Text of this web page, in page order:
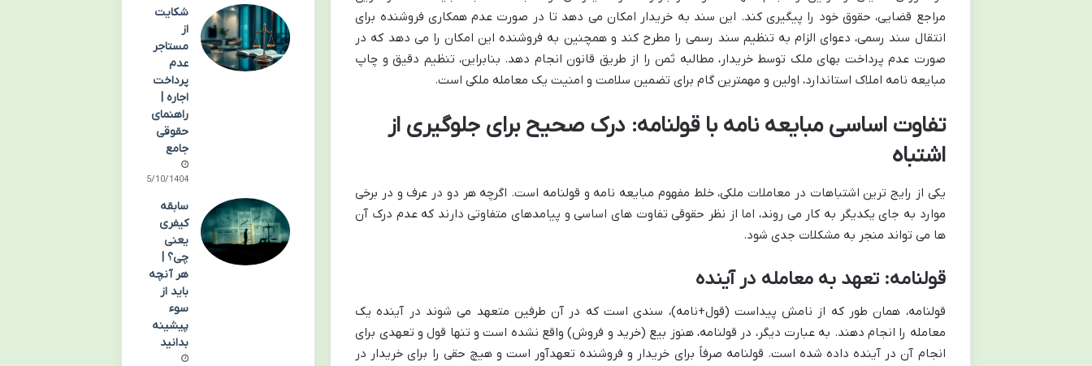
مراجع قضایی، حقوق خود را پیگیری کند. این سند به خریدار امکان می دهد تا در صورت عدم همکاری فروشنده برای
انتقال سند رسمی، دعوای الزام به تنظیم سند رسمی را مطرح کند و همچنین به فروشنده این امکان را می دهد که در
صورت عدم پرداخت بهای ملک توسط خریدار، مطالبه ثمن را از طریق قانون انجام دهد. بنابراین، تنظیم دقیق و چاپ
مبایعه نامه املاک استاندارد، اولین و مهمترین گام برای تضمین سلامت و امنیت یک معامله ملکی است.
تفاوت اساسی مبایعه نامه با قولنامه: درک صحیح برای جلوگیری از
اشتباه
یکی از رایج ترین اشتباهات در معاملات ملکی، خلط مفهوم مبایعه نامه و قولنامه است. اگرچه هر دو در عرف و در برخی
موارد به جای یکدیگر به کار می روند، اما از نظر حقوقی تفاوت های اساسی و پیامدهای متفاوتی دارند که عدم درک آن
ها می تواند منجر به مشکلات جدی شود.
قولنامه: تعهد به معامله در آینده
قولنامه، همان طور که از نامش پیداست (قول+نامه)، سندی است که در آن طرفین متعهد می شوند در آینده یک
معامله را انجام دهند. به عبارت دیگر، در قولنامه، هنوز بیع (خرید و فروش) واقع نشده است و تنها قول و تعهدی برای
انجام آن در آینده داده شده است. قولنامه صرفاً برای خریدار و فروشنده تعهدآور است و هیچ حقی را برای خریدار در
شکایت
از
مستاجر
عدم
پرداخت
اجاره |
راهنمای
حقوقی
جامع
05/10/1404
سابقه
کیفری
یعنی
چی؟ |
هر آنچه
باید از
سوء
پیشینه
بدانید